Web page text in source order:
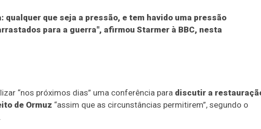
que seja a pressão, e tem havido uma pressão
para a guerra", afirmou Starmer à BBC, nesta
“nos próximos dias” uma conferência para discutir a
de Ormuz “assim que as circunstâncias permitirem”, segundo o